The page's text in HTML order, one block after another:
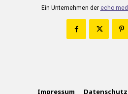
Ein Unternehmen der echo
Impressum